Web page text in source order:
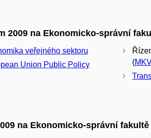
2009 na Ekonomicko-správní
veřejného sektoru
Union Public Policy
(
na Ekonomicko-správní fakultě